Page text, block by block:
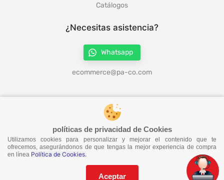
políticas de privacidad de Cookies
Utilizamos cookies para personalizar y mejorar el contenido que te
ofrecemos, asegurándonos de que tengas la mejor experiencia de compra
en línea Política de Cookies.
Aceptar
Catálogos
¿Necesitas asistencia?
Whatsapp
ecommerce@pa-co.com
¡No te pierdas nuestras ofertas!